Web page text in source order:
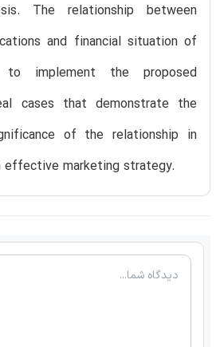
The relationship between
and financial situation of
implement the proposed
cases that demonstrate the
of the relationship in
effective marketing strategy.